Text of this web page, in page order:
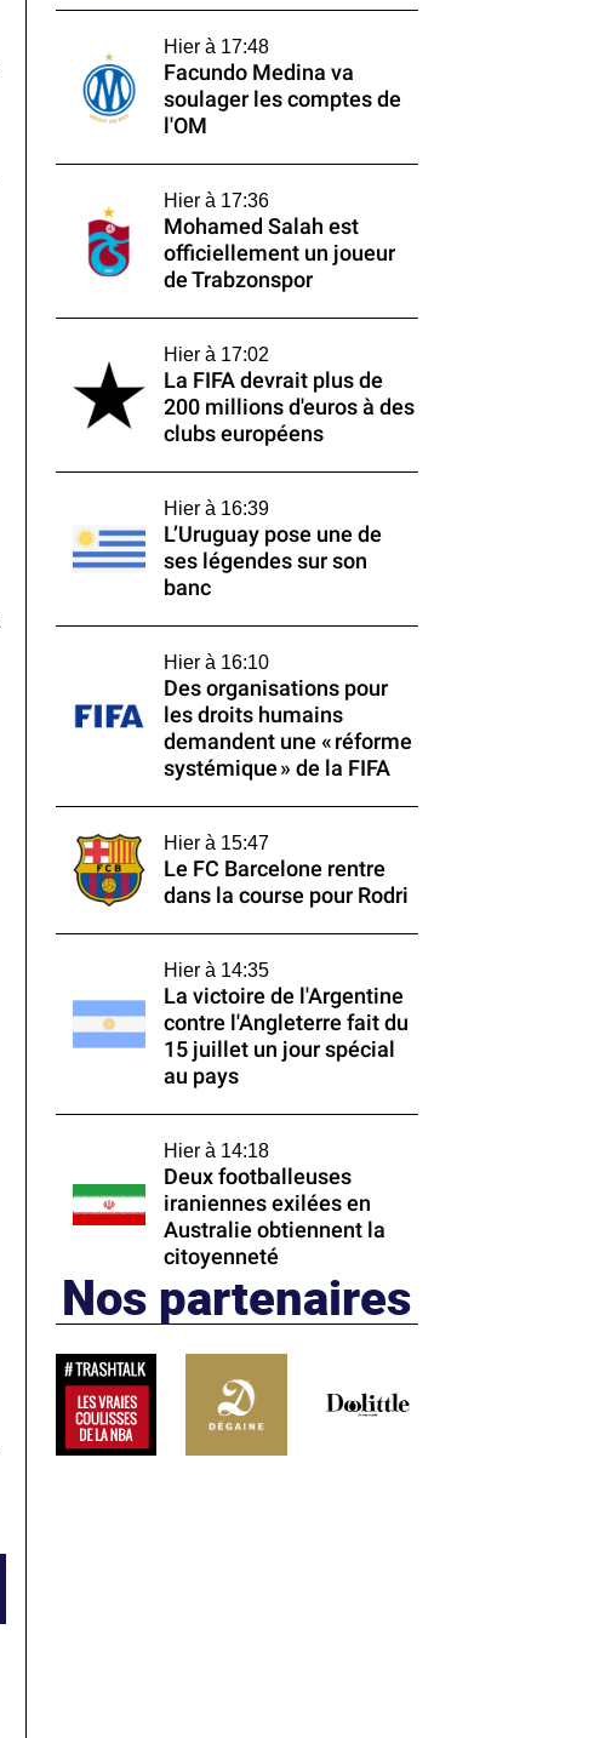
Hier à 17:48
Facundo Medina va
soulager les comptes de
l'OM
Hier à 17:36
Mohamed Salah est
officiellement un joueur
de Trabzonspor
Hier à 17:02
La FIFA devrait plus de
200 millions d'euros à des
clubs européens
Hier à 16:39
L’Uruguay pose une de
ses légendes sur son
banc
Hier à 16:10
Des organisations pour
les droits humains
demandent une « réforme
systémique » de la FIFA
Hier à 15:47
Le FC Barcelone rentre
dans la course pour Rodri
Hier à 14:35
La victoire de l'Argentine
contre l'Angleterre fait du
15 juillet un jour spécial
au pays
Hier à 14:18
Deux footballeuses
iraniennes exilées en
Australie obtiennent la
citoyenneté
Nos partenaires